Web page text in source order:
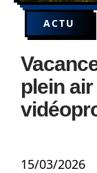
ACTU
plein
15/03/2026